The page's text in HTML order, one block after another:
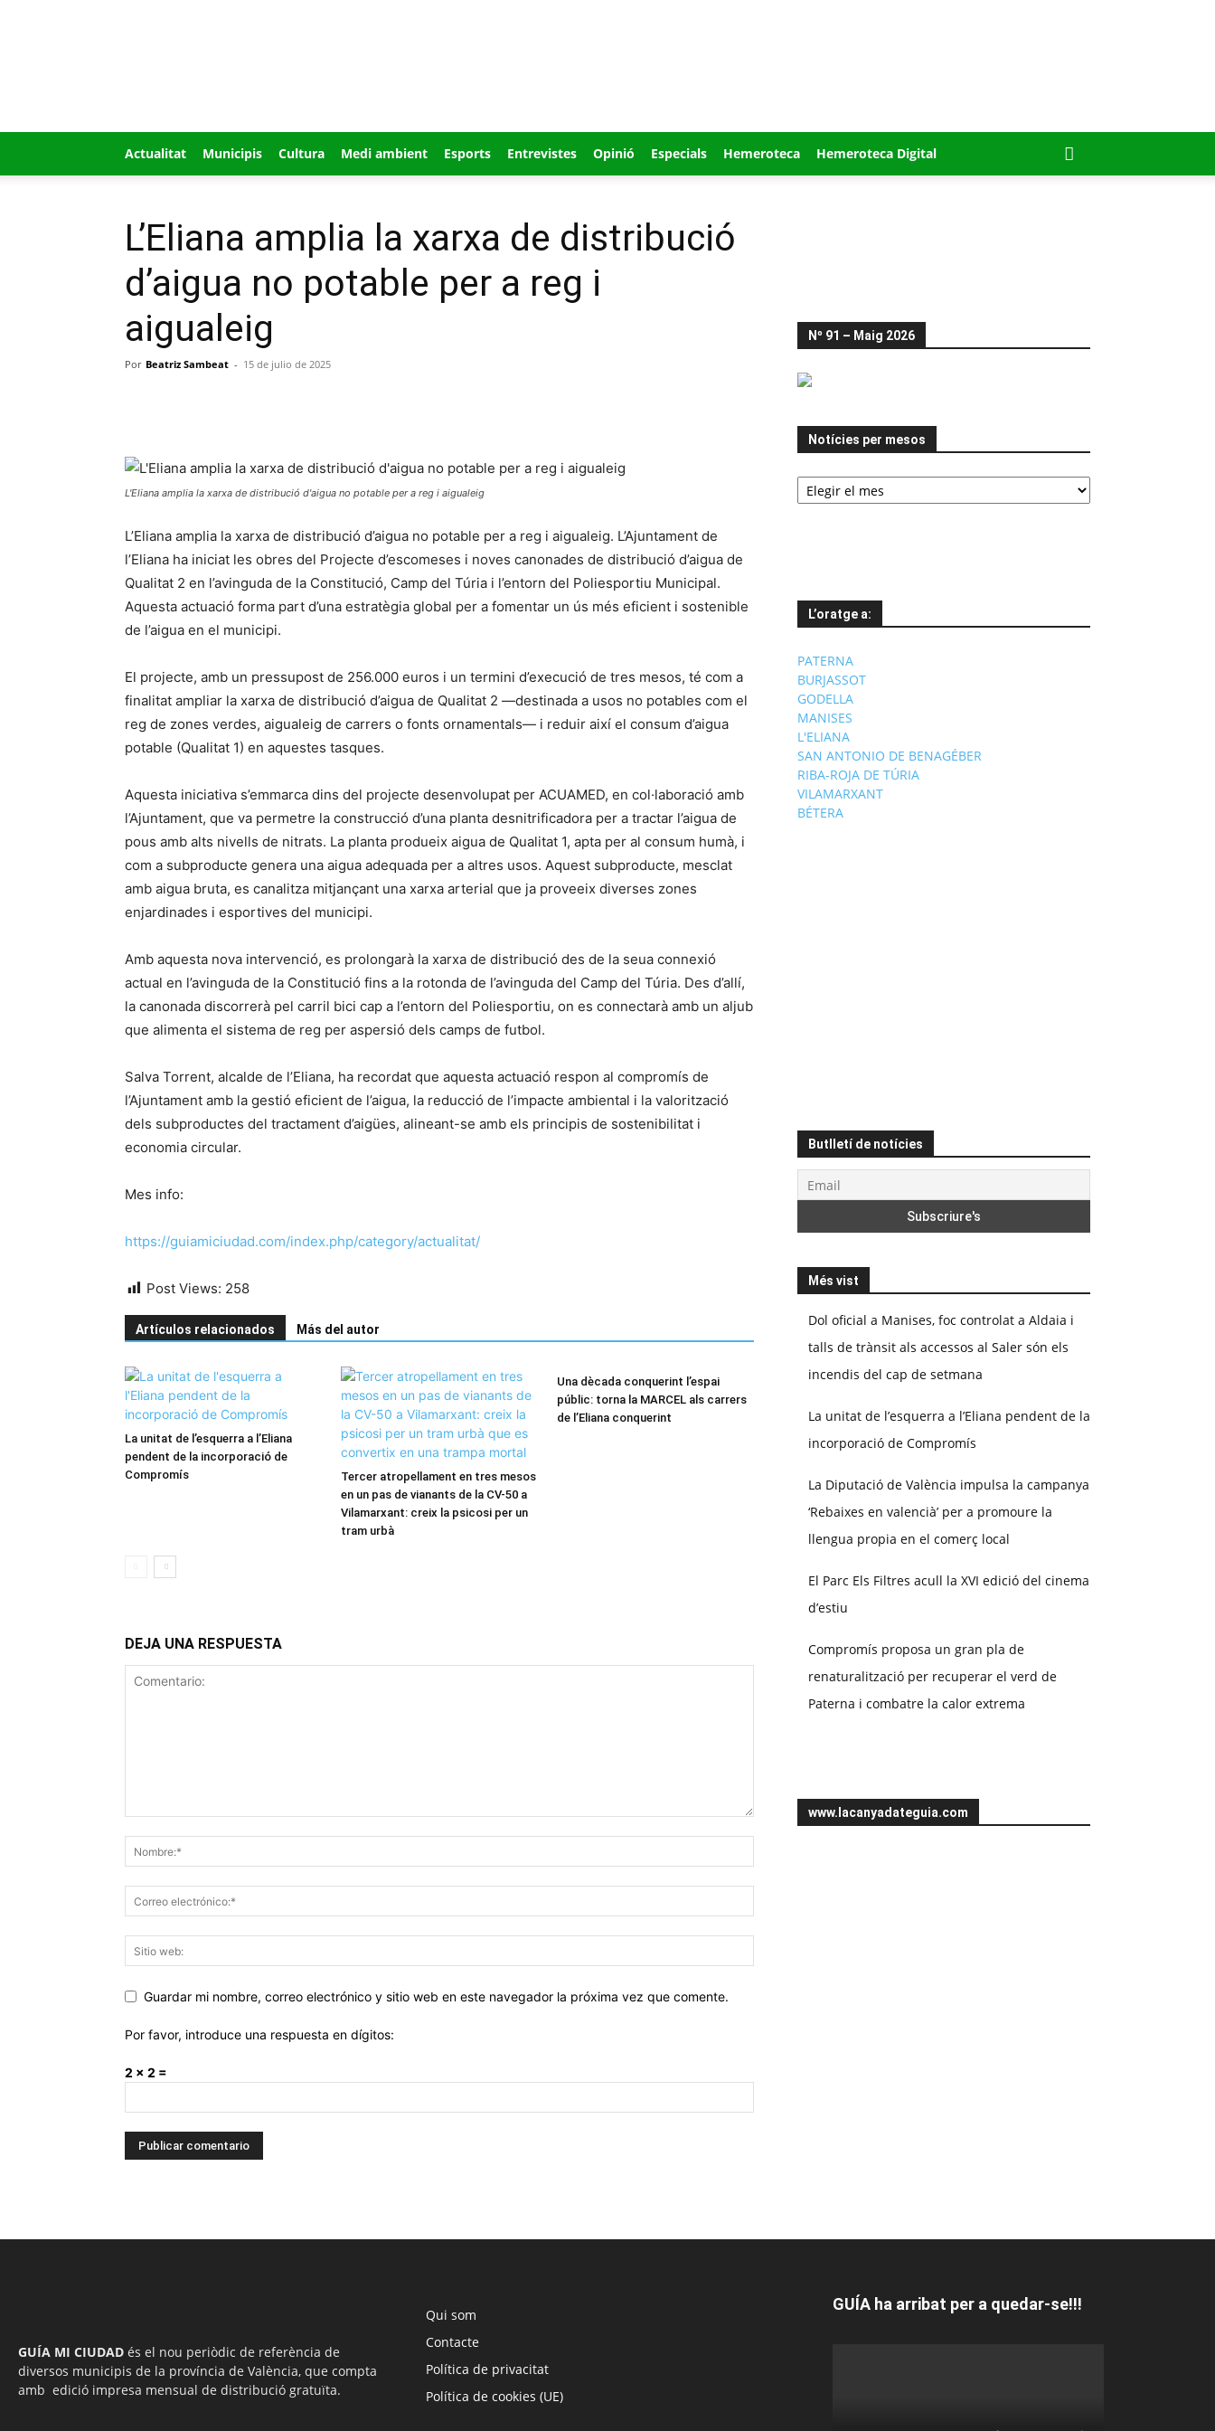
Actualitat Municipis Cultura Medi ambient Esports Entrevistes Opinió Especials Hemeroteca Hemeroteca Digital
L’Eliana amplia la xarxa de distribució
d’aigua no potable per a reg i
aigualeig
Por Beatriz Sambeat - 15 de julio de 2025
L'Eliana amplia la xarxa de distribució d'aigua no potable per a reg i aigualeig
L’Eliana amplia la xarxa de distribució d’aigua no potable per a reg i aigualeig. L’Ajuntament de
l’Eliana ha iniciat les obres del Projecte d’escomeses i noves canonades de distribució d’aigua de
Qualitat 2 en l’avinguda de la Constitució, Camp del Túria i l’entorn del Poliesportiu Municipal.
Aquesta actuació forma part d’una estratègia global per a fomentar un ús més eficient i sostenible
de l’aigua en el municipi.
El projecte, amb un pressupost de 256.000 euros i un termini d’execució de tres mesos, té com a
finalitat ampliar la xarxa de distribució d’aigua de Qualitat 2 —destinada a usos no potables com el
reg de zones verdes, aigualeig de carrers o fonts ornamentals— i reduir així el consum d’aigua
potable (Qualitat 1) en aquestes tasques.
Aquesta iniciativa s’emmarca dins del projecte desenvolupat per ACUAMED, en col·laboració amb
l’Ajuntament, que va permetre la construcció d’una planta desnitrificadora per a tractar l’aigua de
pous amb alts nivells de nitrats. La planta produeix aigua de Qualitat 1, apta per al consum humà, i
com a subproducte genera una aigua adequada per a altres usos. Aquest subproducte, mesclat
amb aigua bruta, es canalitza mitjançant una xarxa arterial que ja proveeix diverses zones
enjardinades i esportives del municipi.
Amb aquesta nova intervenció, es prolongarà la xarxa de distribució des de la seua connexió
actual en l’avinguda de la Constitució fins a la rotonda de l’avinguda del Camp del Túria. Des d’allí,
la canonada discorrerà pel carril bici cap a l’entorn del Poliesportiu, on es connectarà amb un aljub
que alimenta el sistema de reg per aspersió dels camps de futbol.
Salva Torrent, alcalde de l’Eliana, ha recordat que aquesta actuació respon al compromís de
l’Ajuntament amb la gestió eficient de l’aigua, la reducció de l’impacte ambiental i la valorització
dels subproductes del tractament d’aigües, alineant-se amb els principis de sostenibilitat i
economia circular.
Mes info:
https://guiamiciudad.com/index.php/category/actualitat/
Post Views: 258
Artículos relacionados Más del autor
La unitat de l’esquerra a l’Eliana
pendent de la incorporació de
Compromís
Tercer atropellament en tres mesos
en un pas de vianants de la CV-50 a
Vilamarxant: creix la psicosi per un
tram urbà
Una dècada conquerint l’espai
públic: torna la MARCEL als carrers
de l’Eliana conquerint
DEJA UNA RESPUESTA
Guardar mi nombre, correo electrónico y sitio web en este navegador la próxima vez que comente.
Por favor, introduce una respuesta en dígitos:
2 × 2 =
Nº 91 – Maig 2026
Notícies per mesos
Notícies
per
L’oratge a:
PATERNA
BURJASSOT
GODELLA
MANISES
L'ELIANA
SAN ANTONIO DE BENAGÉBER
RIBA-ROJA DE TÚRIA
VILAMARXANT
BÉTERA
Butlletí de notícies
Més vist
Dol oficial a Manises, foc controlat a Aldaia i
talls de trànsit als accessos al Saler són els
incendis del cap de setmana
La unitat de l’esquerra a l’Eliana pendent de la
incorporació de Compromís
La Diputació de València impulsa la campanya
‘Rebaixes en valencià’ per a promoure la
llengua propia en el comerç local
El Parc Els Filtres acull la XVI edició del cinema
d’estiu
Compromís proposa un gran pla de
renaturalització per recuperar el verd de
Paterna i combatre la calor extrema
www.lacanyadateguia.com
GUÍA MI CIUDAD és el nou periòdic de referència de
diversos municipis de la província de València, que compta
amb edició impresa mensual de distribució gratuïta.
Qui som
Contacte
Política de privacitat
Política de cookies (UE)
GUÍA ha arribat per a quedar-se!!!